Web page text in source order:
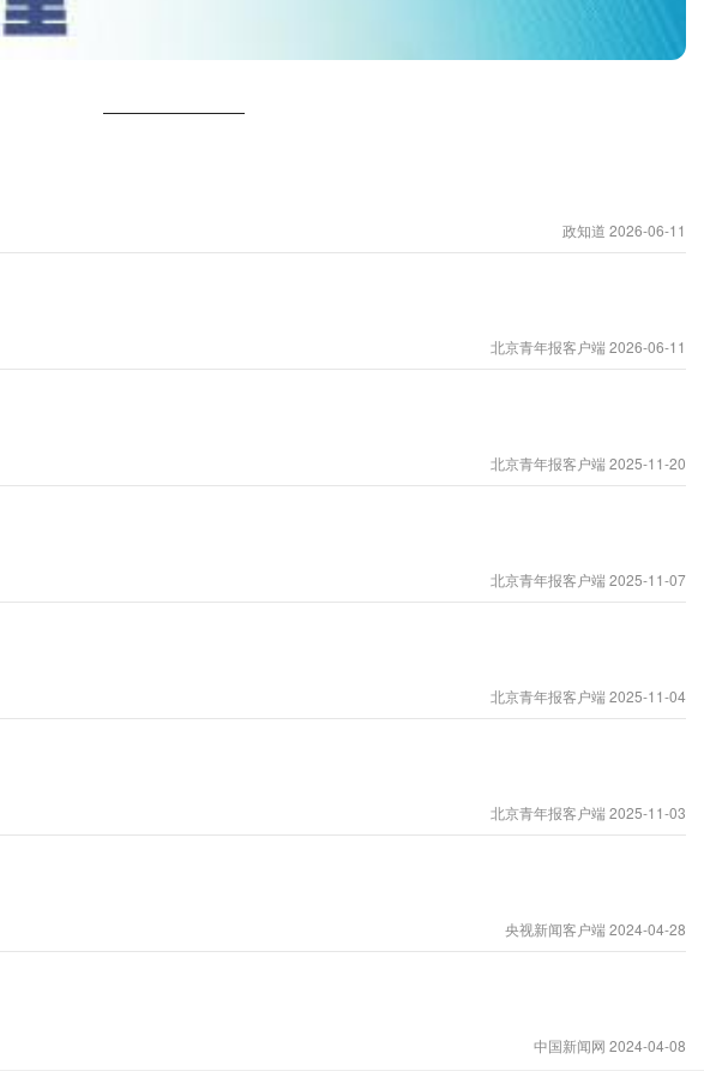
，为患儿及监护人提供从空中到地面的全程服务保障。
政知道 2026-06-11
北京青年报客户端 2026-06-11
北京青年报客户端 2025-11-20
北京青年报客户端 2025-11-07
北京青年报客户端 2025-11-04
北京青年报客户端 2025-11-03
央视新闻客户端 2024-04-28
中国新闻网 2024-04-08